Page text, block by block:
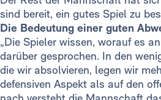
sind bereit, ein gutes Spiel zu
Die Bedeutung einer guten
„Die Spieler wissen, worauf es
darüber gesprochen. In den
die wir absolvieren, legen wir
defensiven Aspekt als auf den